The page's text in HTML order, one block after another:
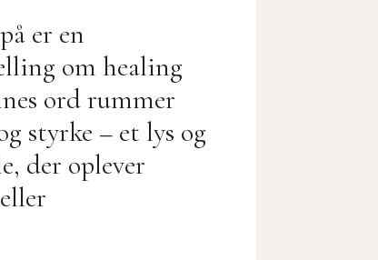
er en
om healing
ord rummer
styrke – et lys og
der oplever